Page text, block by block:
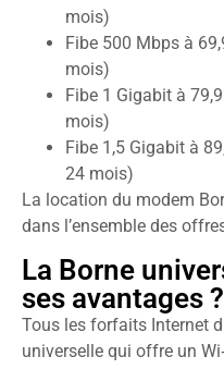
mois)
Fibe 500 Mbps à
mois)
Fibe 1 Gigabit à
mois)
Fibe 1,5 Gigabit à
24 mois)
La location du modem
dans l’ensemble des
La Borne
ses avantages ?
Tous les forfaits Internet
universelle qui offre un